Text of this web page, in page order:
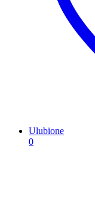
Ulubione
0